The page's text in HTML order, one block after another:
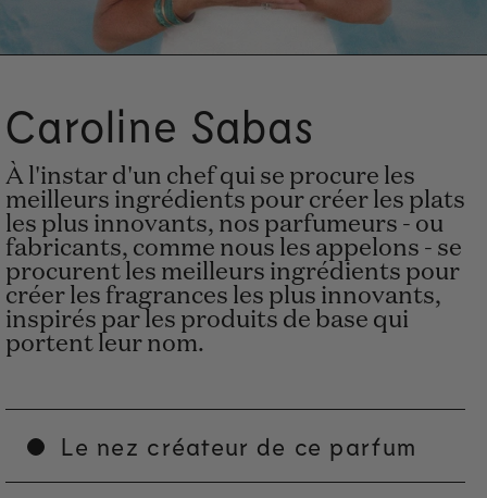
Caroline Sabas
À l'instar d'un chef qui se procure les
meilleurs ingrédients pour créer les plats
les plus innovants, nos parfumeurs - ou
fabricants, comme nous les appelons - se
procurent les meilleurs ingrédients pour
créer les fragrances les plus innovants,
inspirés par les produits de base qui
portent leur nom.
Le nez créateur de ce parfum